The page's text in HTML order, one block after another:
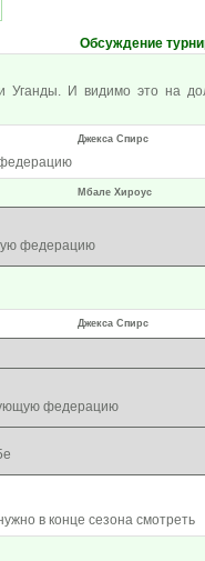
Обсуждение
И видимо это на
Джекса Спирс
Мбале Хироус
федерацию
Джекса Спирс
федерацию
в конце сезона смотреть